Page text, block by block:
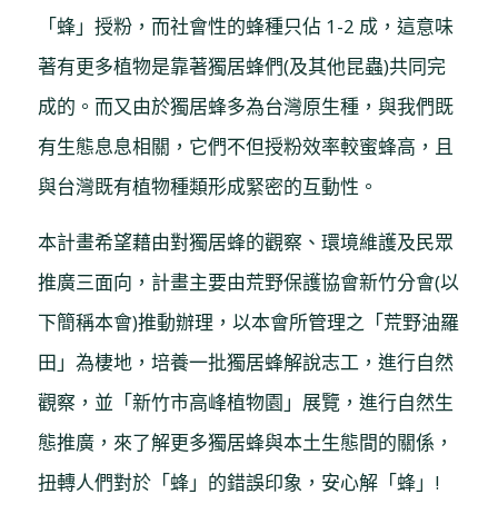
「蜂」授粉，而社會性的蜂種只佔 1-2 成，這意味
著有更多植物是靠著獨居蜂們(及其他昆蟲)共同完
成的。而又由於獨居蜂多為台灣原生種，與我們既
有生態息息相關，它們不但授粉效率較蜜蜂高，且
與台灣既有植物種類形成緊密的互動性。
本計畫希望藉由對獨居蜂的觀察、環境維護及民眾
推廣三面向，計畫主要由荒野保護協會新竹分會(以
下簡稱本會)推動辦理，以本會所管理之「荒野油羅
田」為棲地，培養一批獨居蜂解說志工，進行自然
觀察，並「新竹市高峰植物園」展覽，進行自然生
態推廣，來了解更多獨居蜂與本土生態間的關係，
扭轉人們對於「蜂」的錯誤印象，安心解「蜂」!